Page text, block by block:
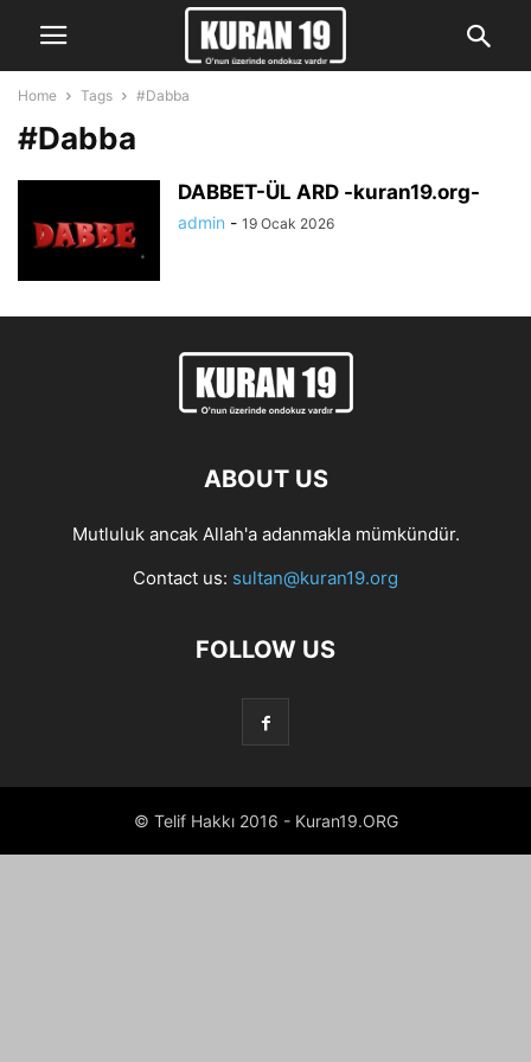
Home Tags #Dabba
#Dabba
DABBET-ÜL ARD -kuran19.org-
admin - 19 Ocak 2026
ABOUT US
Mutluluk ancak Allah'a adanmakla mümkündür.
Contact us: sultan@kuran19.org
FOLLOW US
© Telif Hakkı 2016 - Kuran19.ORG